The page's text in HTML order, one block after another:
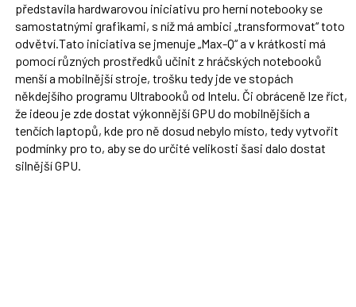
představila hardwarovou iniciativu pro herní notebooky se
samostatnými grafikami, s níž má ambici „transformovat“ toto
odvětví.Tato iniciativa se jmenuje „Max-Q“ a v krátkosti má
pomocí různých prostředků učinit z hráčských notebooků
menší a mobilnější stroje, trošku tedy jde ve stopách
někdejšího programu Ultrabooků od Intelu. Či obráceně lze říct,
že ideou je zde dostat výkonnější GPU do mobilnějších a
tenčích laptopů, kde pro ně dosud nebylo místo, tedy vytvořit
podmínky pro to, aby se do určité velikosti šasi dalo dostat
silnější GPU.